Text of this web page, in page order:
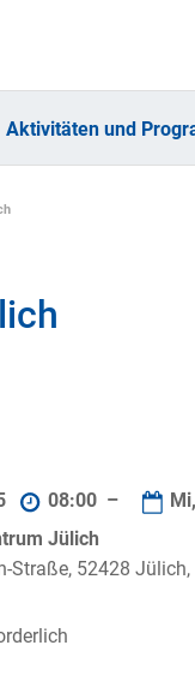
Aktivitäten und
08:00 –
Jülich
Straße, 52428